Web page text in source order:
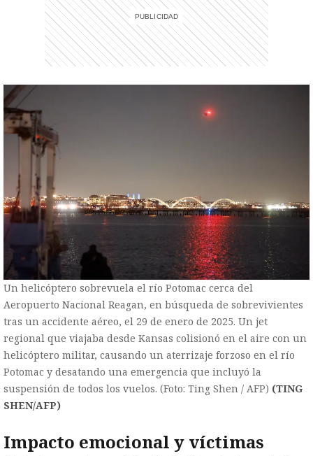
Un helicóptero sobrevuela el río Potomac cerca del
Aeropuerto Nacional Reagan, en búsqueda de sobrevivientes
tras un accidente aéreo, el 29 de enero de 2025. Un jet
regional que viajaba desde Kansas colisionó en el aire con un
helicóptero militar, causando un aterrizaje forzoso en el río
Potomac y desatando una emergencia que incluyó la
suspensión de todos los vuelos. (Foto: Ting Shen / AFP) (TING
SHEN/AFP)
Impacto emocional y víctimas